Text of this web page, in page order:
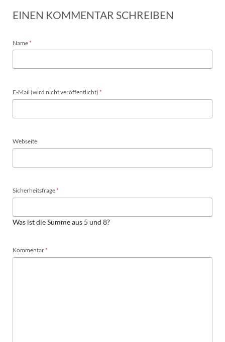
EINEN KOMMENTAR SCHREIBEN
Pflichtfeld
Name*
Pflichtfeld
E-Mail (wird nicht veröffentlicht) *
Webseite
Pflichtfeld
Sicherheitsfrage*
Was ist die Summe aus 5 und 8?
Pflichtfeld
Kommentar*